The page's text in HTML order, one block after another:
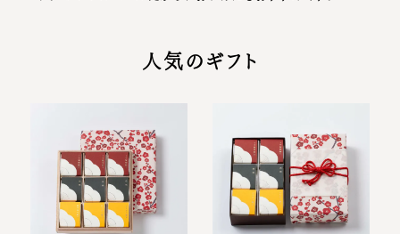
人気のギフト